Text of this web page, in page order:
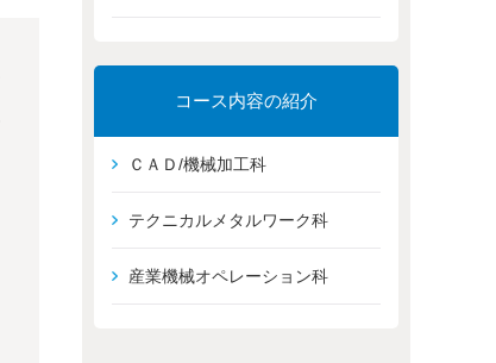
コース内容の紹介
ＣＡＤ/機械加工科
テクニカルメタルワーク科
産業機械オペレーション科